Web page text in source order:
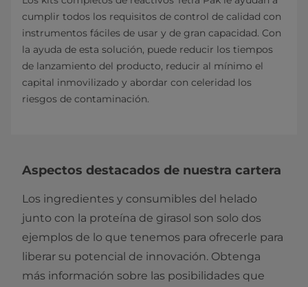
cumplir todos los requisitos de control de calidad con
instrumentos fáciles de usar y de gran capacidad. Con
la ayuda de esta solución, puede reducir los tiempos
de lanzamiento del producto, reducir al mínimo el
capital inmovilizado y abordar con celeridad los
riesgos de contaminación.
Aspectos destacados de nuestra cartera
Los ingredientes y consumibles del helado
junto con la proteína de girasol son solo dos
ejemplos de lo que tenemos para ofrecerle para
liberar su potencial de innovación. Obtenga
más información sobre las posibilidades que